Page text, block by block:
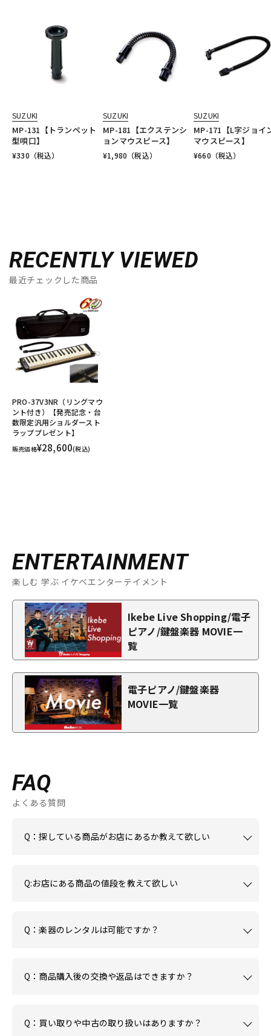
SUZUKI
MP-131【トランペット
型唄口】
¥330 （税込）
SUZUKI
MP-181【エクステンシ
ョンマウスピース】
¥1,980 （税込）
SUZUKI
MP-171【L字ジョイ
マウスピース】
¥660 （税込）
RECENTLY VIEWED
最近チェックした商品
PRO-37V3NR（リングマウ
ント付き）【発売記念・台
数限定汎用ショルダースト
ラッププレゼント】
販売価格¥28,600(税込)
ENTERTAINMENT
楽しむ 学ぶ イケベエンターテイメント
Ikebe Live Shopping/電子
ピアノ/鍵盤楽器 MOVIE一
覧
電子ピアノ/鍵盤楽器
MOVIE一覧
FAQ
よくある質問
Q：探している商品がお店にあるか教えて欲しい
Q:お店にある商品の値段を教えて欲しい
Q：楽器のレンタルは可能ですか？
Q：商品購入後の交換や返品はできますか？
Q：買い取りや中古の取り扱いはありますか？